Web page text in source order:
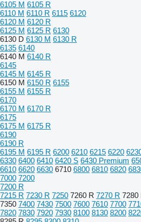
6105 M 6105 R
6110 M 6110 R 6115 6120
6120 M 6120 R
6125 M 6125 R 6130
6130 D 6130 M 6130 R
6135 6140
6140 M 6140 R
6145
6145 M 6145 R
6150 M 6150 R 6155
6155 M 6155 R
6170
6170 M 6170 R
6175
6175 M 6175 R
6190
6190 R
6195 M 6195 R 6200 6210 6215 6220
6330 6400 6410 6420 S 6430 Premium
6610 6620 6630 6710 6800 6810 6820
7000 7200
7200 R
7215 R 7230 R 7250 7260 R 7270 R 7280
7350 7400 7430 7500 7600 7610 7700
7820 7830 7920 7930 8100 8130 8200